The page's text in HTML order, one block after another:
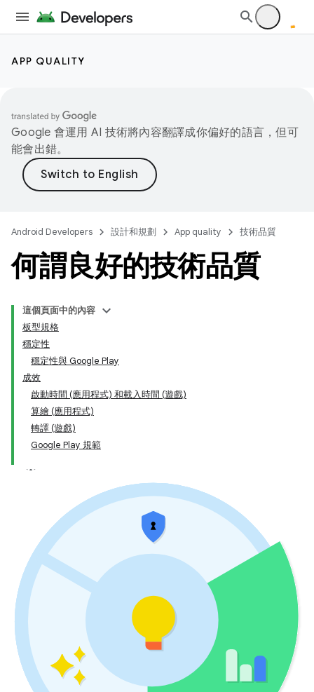
APP QUALITY
Google 會運用 AI 技術將內容翻譯成你偏好的語言，但可
能會出錯。
Android Developers 設計和規劃 App quality 技術品質
何謂良好的技術品質
這個頁面中的內容
板型規格
穩定性
穩定性與 Google Play
成效
啟動時間 (應用程式) 和載入時間 (遊戲)
算繪 (應用程式)
轉譯 (遊戲)
Google Play 規範